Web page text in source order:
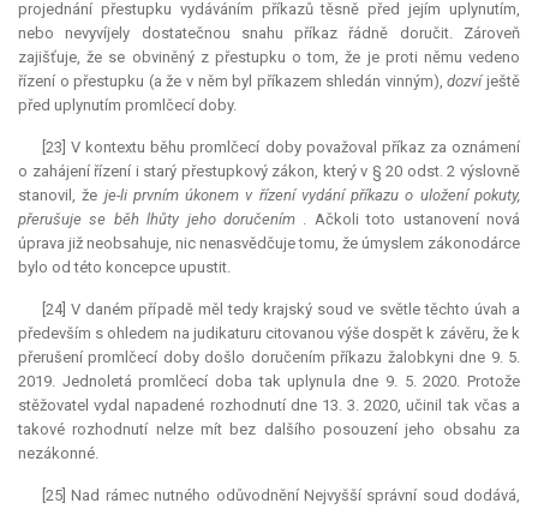
projednání přestupku vydáváním příkazů těsně před jejím uplynutím,
nebo nevyvíjely dostatečnou snahu příkaz řádně doručit. Zároveň
zajišťuje, že se obviněný z přestupku o tom, že je proti němu vedeno
řízení o přestupku (a že v něm byl příkazem shledán vinným),dozvíještě
před uplynutím promlčecí doby.
[23] V kontextu běhu promlčecí doby považoval příkaz za oznámení
o zahájení řízení i starý přestupkový zákon, který v § 20 odst. 2 výslovně
stanovil, že je-li prvním úkonem v řízení vydání příkazu o uložení pokuty,
přerušuje se běh lhůty jeho doručením . Ačkoli toto ustanovení nová
úprava již neobsahuje, nic nenasvědčuje tomu, že úmyslem zákonodárce
bylo od této koncepce upustit.
[24] V daném případě měl tedy krajský soud ve světle těchto úvah a
především s ohledem na judikaturu citovanou výše dospět k závěru, že k
přerušení promlčecí doby došlo doručením příkazu žalobkyni dne 9. 5.
2019. Jednoletá promlčecí doba tak uplynula dne 9. 5. 2020. Protože
stěžovatel vydal napadené rozhodnutí dne 13. 3. 2020, učinil tak včas a
takové rozhodnutí nelze mít bez dalšího posouzení jeho obsahu za
nezákonné.
[25] Nad rámec nutného odůvodnění Nejvyšší správní soud dodává,